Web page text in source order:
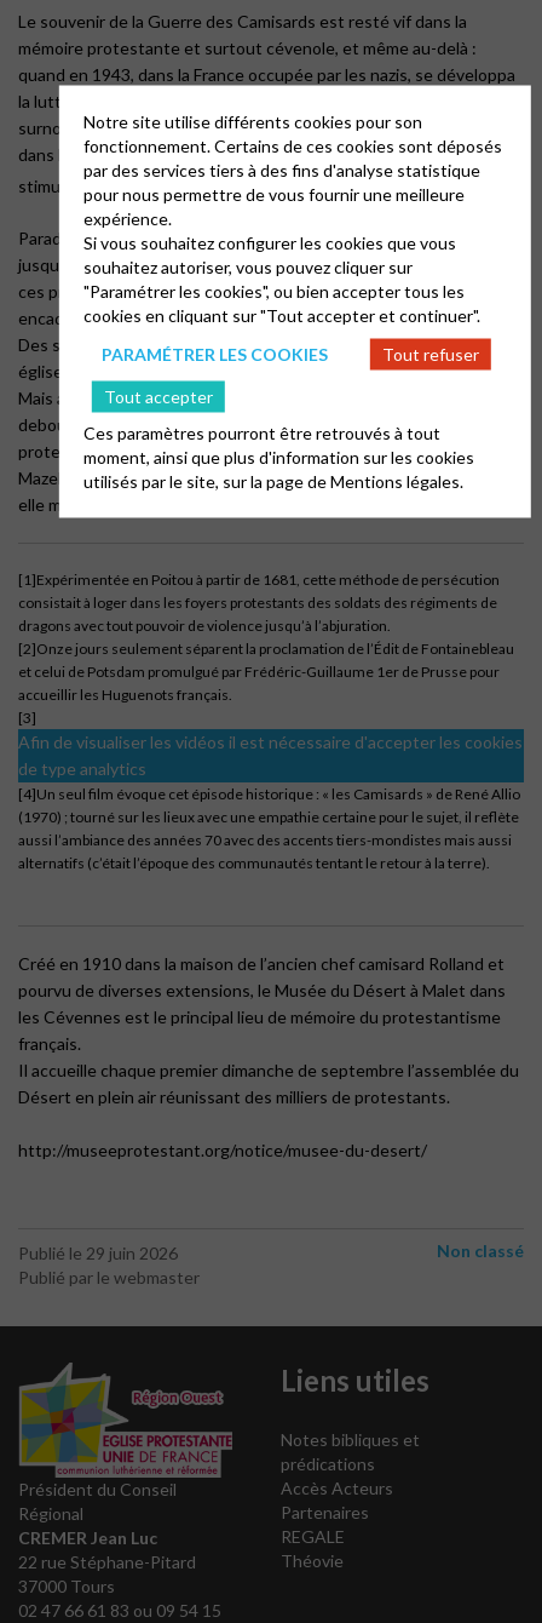
Le souvenir de la Guerre des Camisards est resté vif dans la
mémoire protestante et surtout cévenole, et même au-delà :
quand en 1943, dans la France occupée par les nazis, se développa
la lutte armée dans des régions montagneuses ou très boisées, on
surnomma « maquisards » ces résistants qui tenaient le maquis et
dans le midi de la France la ressemblance avec le mot camisard
stimula cette mémoire
4
Paradoxalement, le protestantisme qui survécut « dans le Désert »
jusqu’à la Révolution française, nourrit une solide méfiance envers
ces prophètes – parfois femmes – qui, sans instruction ni
encadrement pastoral, annonçaient une parole de Dieu de leur cru.
Des synodes clandestins, au mépris du danger, réorganisèrent les
églises et rétablirent une discipline plus calviniste.
Mais aujourd’hui, on ne veut garder que l’héroïsme de ce peuple
debout pour sa foi et une association militante cévenole proche du
protestantisme libéral ne craint pas de porter le nom d’Abraham
Mazel. Avec le temps, la radicalité religieuse violente s’accepterait-
elle mieux qu’aujourd’hui ?
[1]Expérimentée en Poitou à partir de 1681, cette méthode de persécution
consistait à loger dans les foyers protestants des soldats des régiments de
dragons avec tout pouvoir de violence jusqu’à l’abjuration.
[2]Onze jours seulement séparent la proclamation de l’Édit de Fontainebleau
et celui de Potsdam promulgué par Frédéric-Guillaume 1er de Prusse pour
accueillir les Huguenots français.
[3]
Afin de visualiser les vidéos il est nécessaire d'accepter les cookies
de type analytics
[4]Un seul film évoque cet épisode historique : « les Camisards » de René Allio
(1970) ; tourné sur les lieux avec une empathie certaine pour le sujet, il reflète
aussi l’ambiance des années 70 avec des accents tiers-mondistes mais aussi
alternatifs (c’était l’époque des communautés tentant le retour à la terre).
Créé en 1910 dans la maison de l’ancien chef camisard Rolland et
pourvu de diverses extensions, le Musée du Désert à Malet dans
les Cévennes est le principal lieu de mémoire du protestantisme
français.
Il accueille chaque premier dimanche de septembre l’assemblée du
Désert en plein air réunissant des milliers de protestants.
http://museeprotestant.org/notice/musee-du-desert/
Publié le 29 juin 2026
Publié par le webmaster
Non classé
Président du Conseil
Régional
CREMER Jean Luc
22 rue Stéphane-Pitard
37000 Tours
02 47 66 61 83 ou 09 54 15
Liens utiles
Notes bibliques et
prédications
Accès Acteurs
Partenaires
REGALE
Théovie
Notre site utilise différents cookies pour son
fonctionnement. Certains de ces cookies sont déposés
par des services tiers à des fins d'analyse statistique
pour nous permettre de vous fournir une meilleure
expérience.
Si vous souhaitez configurer les cookies que vous
souhaitez autoriser, vous pouvez cliquer sur
"Paramétrer les cookies", ou bien accepter tous les
cookies en cliquant sur "Tout accepter et continuer".
PARAMÉTRER LES COOKIES
Tout refuser
Tout accepter
Ces paramètres pourront être retrouvés à tout
moment, ainsi que plus d'information sur les cookies
utilisés par le site, sur la page deMentions légales.